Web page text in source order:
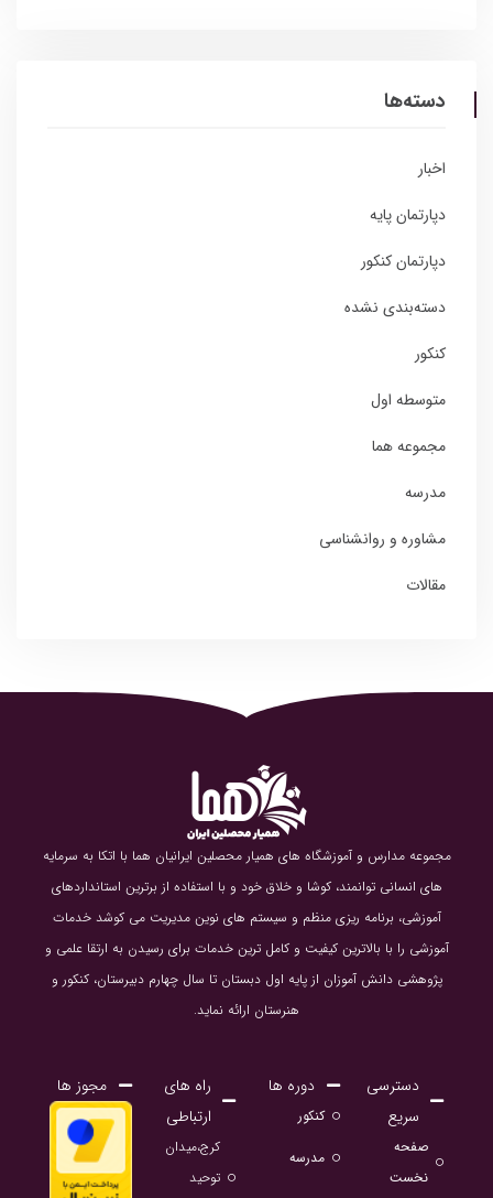
دسته‌ها
اخبار
دپارتمان پایه
دپارتمان کنکور
دسته‌بندی نشده
کنکور
متوسطه اول
مجموعه هما
مدرسه
مشاوره و روانشناسی
مقالات
مجموعه مدارس و آموزشگاه های همیار محصلین ایرانیان هما با اتکا به سرمایه
های انسانی توانمند، کوشا و خلاق خود و با استفاده از برترین استانداردهای
آموزشی، برنامه ریزی منظم و سیستم های نوین مدیریت می کوشد خدمات
آموزشی را با بالاترین کیفیت و کامل ترین خدمات برای رسیدن به ارتقا علمی و
پژوهشی دانش آموزان از پایه اول دبستان تا سال چهارم دبیرستان، کنکور و
هنرستان ارائه نماید.
دسترسی
سریع
صفحه
نخست
دوره ها
کنکور
مدرسه
راه های
ارتباطی
کرج،میدان
توحید
مجوز ها